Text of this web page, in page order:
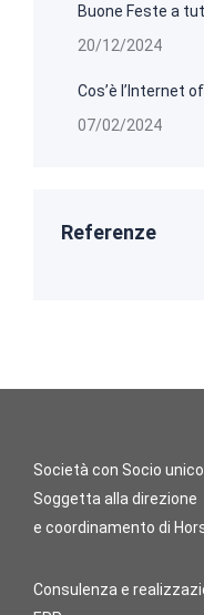
Buone Feste a
20/12/2024
Cos’è l’Internet
07/02/2024
Referenze
Società con Socio unico
Soggetta alla direzione
e coordinamento di
Consulenza e